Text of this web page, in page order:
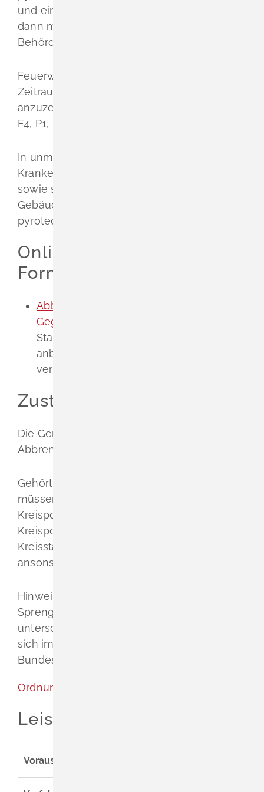
und ein Feuerwerk abbrennen möchten,
dann müssen Sie dies der zuständigen
Behörde anzeigen.
Feuerwerke der Kategorie F2 sind im
Zeitraum vom 2. Januar bis 30. Dezember
anzuzeigen. Feuerwerke der Kategorien F3,
F4, P1, P2, T1 und T2 ganzjährig.
In unmittelbarer Nähe von Kirchen,
Krankenhäusern, Kinder- und Altersheimen
sowie sonstigen brandempfindlichen
Gebäuden oder Anlagen dürfen Sie keine
pyrotechnischen Gegenstände abbrennen.
Onlineantrag und
Formulare
Abbrennen pyrotechnischer
Gegenstände - Anzeige
Stadt oder Gemeinde kein Formular
anbieten, können Sie folgendes Muster
verwenden.
Zuständige Stelle
Die Gemeinde-/Stadtverwaltung des
Abbrennortes als Ortspolizeibehörde.
Gehört der Abbrennort zu keiner Gemeinde,
müssen Sie die Anzeige an die jeweilige
Kreispolizeibehörde erstatten.
Kreispolizeibehörde ist bei Großen
Kreisstädten die Stadtverwaltung,
ansonsten das Landratsamt.
Hinweis: Die zuständigen Stellen nach
Sprengstoffrecht sind in jedem Bundesland
unterschiedlich geregelt. Informieren Sie
sich im Internetauftritt des jeweiligen
Bundeslandes.
Ordnungswesen [Gemeinde Schliengen]
Leistungsdetails
Voraussetzungen